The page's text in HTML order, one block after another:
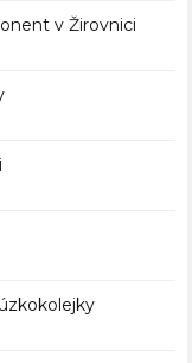
v Žirovnici